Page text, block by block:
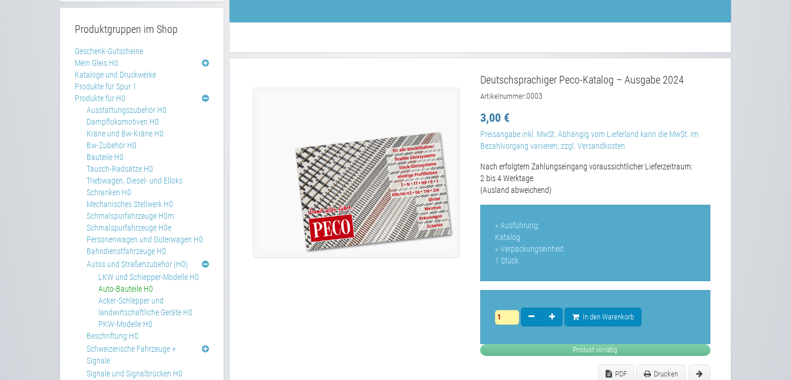
Deutschsprachiger Peco-Katalog – Ausgabe 2024
Artikelnummer:0003
3,00 €
Preisangabe inkl. MwSt. Abhängig vom Lieferland kann die MwSt. im
Bezahlvorgang variieren; zzgl. Versandkosten
Nach erfolgtem Zahlungseingang voraussichtlicher Lieferzeitraum:
2 bis 4 Werktage.
(Ausland abweichend)
» Ausführung:
Katalog
» Verpackungseinheit:
1 Stück
In den Warenkorb
Produkt vorrätig
PDF Drucken
Produktgruppen im Shop
Geschenk-Gutscheine
Mein Gleis H0
Kataloge und Druckwerke
Produkte für Spur 1
Produkte für H0
Ausstattungszubehör H0
Dampflokomotiven H0
Kräne und Bw-Kräne H0
Bw-Zubehör H0
Bauteile H0
Tausch-Radsätze H0
Triebwagen, Diesel- und Elloks
Schranken H0
Mechanisches Stellwerk H0
Schmalspurfahrzeuge H0m
Schmalspurfahrzeuge H0e
Personenwagen und Güterwagen H0
Bahndienstfahrzeuge H0
Autos und Straßenzubehör (H0)
LKW und Schlepper-Modelle H0
Auto-Bauteile H0
Acker-Schlepper und
landwirtschaftliche Geräte H0
PKW-Modelle H0
Beschriftung H0
Schweizerische Fahrzeuge +
Signale
Signale und Signalbrücken H0